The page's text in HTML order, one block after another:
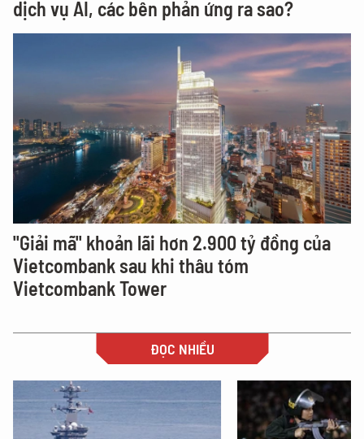
dịch vụ AI, các bên phản ứng ra sao?
"Giải mã" khoản lãi hơn 2.900 tỷ đồng của
Vietcombank sau khi thâu tóm
Vietcombank Tower
ĐỌC NHIỀU